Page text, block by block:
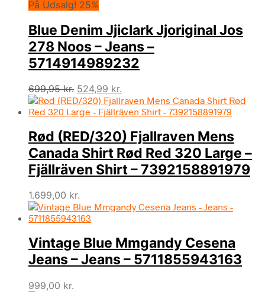
På Udsalg! 25%
Blue Denim Jjiclark Jjoriginal Jos
278 Noos – Jeans –
5714914989232
699,95kr. Den
oprindelige
pris
699,95 kr..
524,99 kr.
aktuelle
pris
524,99 kr..
Rød (RED/320) Fjallraven Mens
Canada Shirt Rød Red 320 Large –
Fjällräven Shirt – 7392158891979
1.699,00 kr.
Vintage Blue Mmgandy Cesena
Jeans – Jeans – 5711855943163
999,00 kr.